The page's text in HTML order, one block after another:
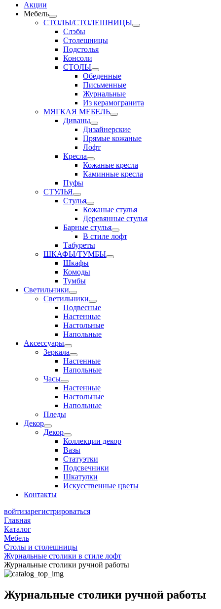
Акции
Мебель
СТОЛЫ/СТОЛЕШНИЦЫ
Слэбы
Столешницы
Подстолья
Консоли
СТОЛЫ
Обеденные
Письменные
Журнальные
Из керамогранита
МЯГКАЯ МЕБЕЛЬ
Диваны
Дизайнерские
Прямые кожаные
Лофт
Кресла
Кожаные кресла
Каминные кресла
Пуфы
СТУЛЬЯ
Стулья
Кожаные стулья
Деревянные стулья
Барные стулья
В стиле лофт
Табуреты
ШКАФЫ/ТУМБЫ
Шкафы
Комоды
Тумбы
Светильники
Светильники
Подвесные
Настенные
Настольные
Напольные
Аксессуары
Зеркала
Настенные
Напольные
Часы
Настенные
Настольные
Напольные
Пледы
Декор
Декор
Коллекции декор
Вазы
Статуэтки
Подсвечники
Шкатулки
Искусственные цветы
Контакты
войтизарегистрироваться
Главная
Каталог
Мебель
Столы и столешницы
Журнальные столики в стиле лофт
Журнальные столики ручной работы
Журнальные столики ручной работы